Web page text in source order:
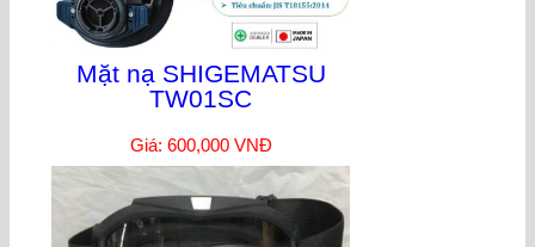
Mặt nạ SHIGEMATSU
TW01SC
Giá: 600,000 VNĐ